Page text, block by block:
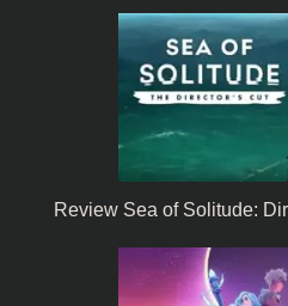
Review Sea of Solitude: